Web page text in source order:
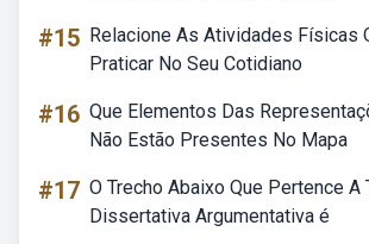
#15 Relacione As Atividades Físicas
Praticar No Seu Cotidiano
#16 Que Elementos Das
Não Estão Presentes No Mapa
#17 O Trecho Abaixo Que Pertence A
Dissertativa Argumentativa é